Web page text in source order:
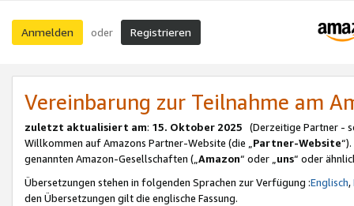
Anmelden oder Registrieren
Vereinbarung zur Teilnahme am
zuletzt aktualisiert am: 15. Oktober 2025 (Derzeitige Partner -
Willkommen auf Amazons Partner-Website (die „Partner-Website
genannten Amazon-Gesellschaften („Amazon“ oder „uns“ oder
Übersetzungen stehen in folgenden Sprachen zur Verfügung :Englisch,
den Übersetzungen gilt die englische Fassung.